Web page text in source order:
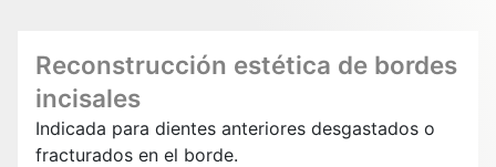
Reconstrucción estética de bordes
incisales
Indicada para dientes anteriores desgastados o
fracturados en el borde.